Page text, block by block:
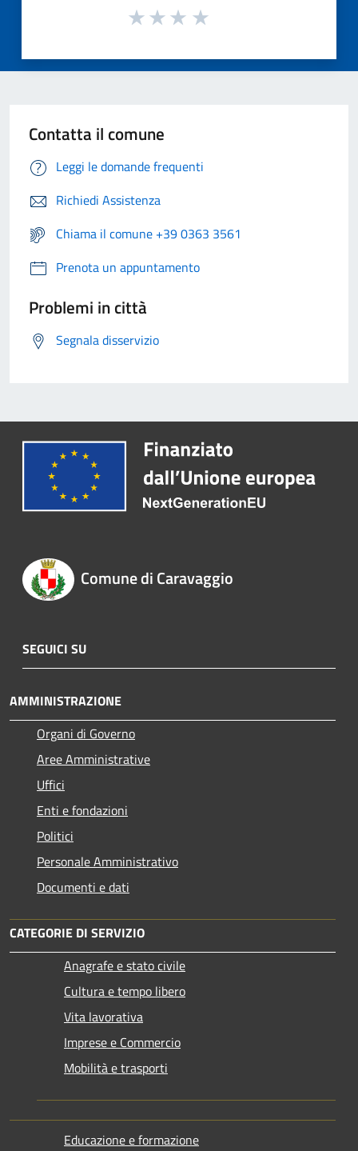
Contatta il comune
Leggi le domande frequenti
Richiedi Assistenza
Chiama il comune +39 0363 3561
Prenota un appuntamento
Problemi in città
Segnala disservizio
Comune di Caravaggio
SEGUICI SU
AMMINISTRAZIONE
Organi di Governo
Aree Amministrative
Uffici
Enti e fondazioni
Politici
Personale Amministrativo
Documenti e dati
CATEGORIE DI SERVIZIO
Anagrafe e stato civile
Cultura e tempo libero
Vita lavorativa
Imprese e Commercio
Mobilità e trasporti
Educazione e formazione